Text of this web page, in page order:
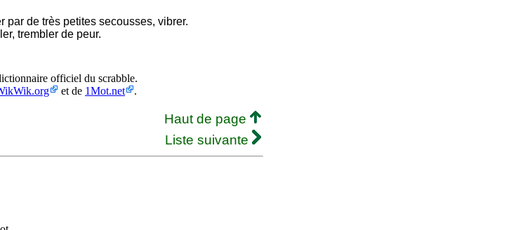
par de très petites secousses, vibrer.
trembler de peur.
officiel du scrabble.
et de 1Mot.net .
Haut de page
Liste suivante